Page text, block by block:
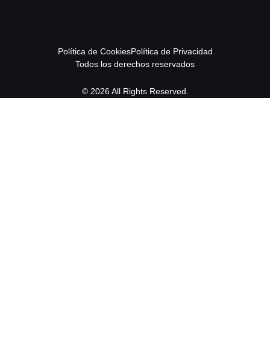
Política de CookiesPolítica de Privacidad
Todos los derechos reservados
© 2026 All Rights Reserved.